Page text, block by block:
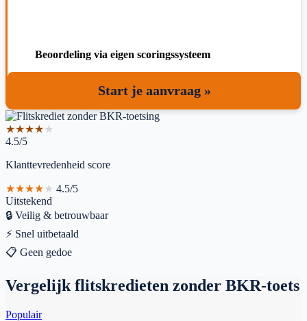
Beoordeling via eigen scoringssysteem
Start je aanvraag »
★★★★★
4.5/5
Klanttevredenheid score
★★★★★ 4.5/5
Uitstekend
🔒 Veilig & betrouwbaar
⚡ Snel uitbetaald
📋 Geen gedoe
Vergelijk flitskredieten zonder BKR-toets
Populair